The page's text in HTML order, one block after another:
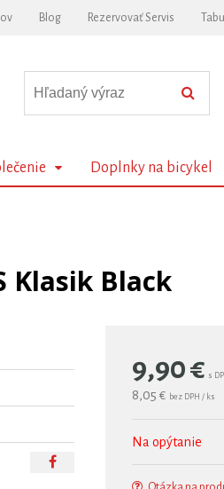
Blog Rezervovať Servis
Doplnky na bicykel
Klasik Black
9,90€ s
8,05 € bez DPH / ks
Na opýtanie